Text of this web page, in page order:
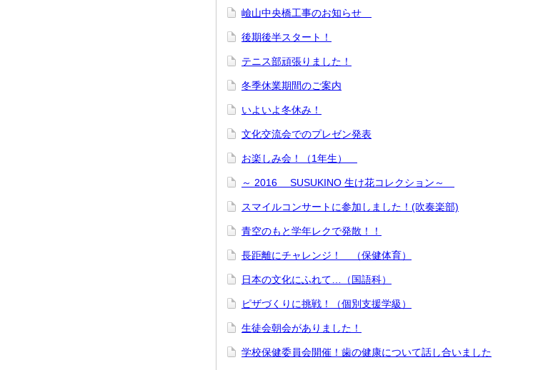
嶮山中央橋工事のお知らせ
後期後半スタート！
テニス部頑張りました！
冬季休業期間のご案内
いよいよ冬休み！
文化交流会でのプレゼン発表
お楽しみ会！（1年生）
～ 2016 SUSUKINO 生け花コレクション～
スマイルコンサートに参加しました！(吹奏楽部)
青空のもと学年レクで発散！！
長距離にチャレンジ！ （保健体育）
日本の文化にふれて…（国語科）
ピザづくりに挑戦！（個別支援学級）
生徒会朝会がありました！
学校保健委員会開催！歯の健康について話し合いました